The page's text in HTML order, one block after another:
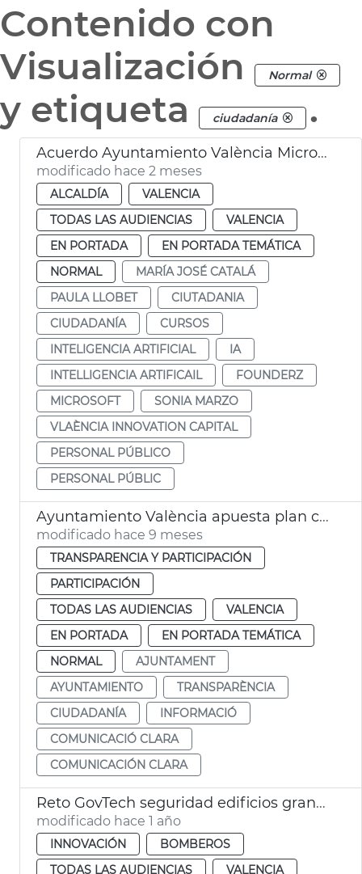
Contenido con
Visualización
Normal
y etiqueta ciudadanía .
Acuerdo Ayuntamiento València Microsoft cursos IA
modificado hace 2 meses
ALCALDÍA
VALENCIA
TODAS LAS AUDIENCIAS
VALENCIA
EN PORTADA
EN PORTADA TEMÁTICA
NORMAL
MARÍA JOSÉ CATALÁ
PAULA LLOBET
CIUTADANIA
CIUDADANÍA
CURSOS
INTELIGENCIA ARTIFICIAL
IA
INTELLIGENCIA ARTIFICAIL
FOUNDERZ
MICROSOFT
SONIA MARZO
VLAÈNCIA INNOVATION CAPITAL
PERSONAL PÚBLICO
PERSONAL PÚBLIC
Ayuntamiento València apuesta plan comunicación clara
modificado hace 9 meses
TRANSPARENCIA Y PARTICIPACIÓN
PARTICIPACIÓN
TODAS LAS AUDIENCIAS
VALENCIA
EN PORTADA
EN PORTADA TEMÁTICA
NORMAL
AJUNTAMENT
AYUNTAMIENTO
TRANSPARÈNCIA
CIUDADANÍA
INFORMACIÓ
COMUNICACIÓ CLARA
COMUNICACIÓN CLARA
Reto GovTech seguridad edificios gran altura
modificado hace 1 año
INNOVACIÓN
BOMBEROS
TODAS LAS AUDIENCIAS
VALENCIA